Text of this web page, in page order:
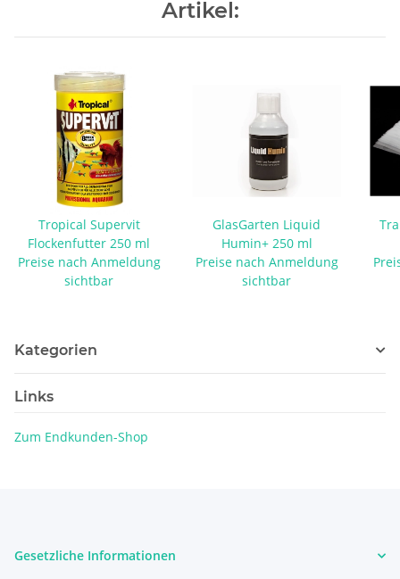
Artikel:
Tropical Supervit
Flockenfutter 250 ml
Preise nach Anmeldung
sichtbar
GlasGarten Liquid
Humin+ 250 ml
Preise nach Anmeldung
sichtbar
Kategorien
Links
Zum Endkunden-Shop
Gesetzliche Informationen